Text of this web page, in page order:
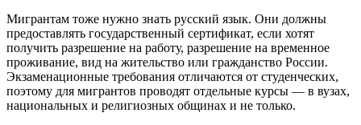
Мигрантам тоже нужно знать русский язык. Они должны
предоставлять государственный сертификат, если хотят
получить разрешение на работу, разрешение на временное
проживание, вид на жительство или гражданство России.
Экзаменационные требования отличаются от студенческих,
поэтому для мигрантов проводят отдельные курсы — в вузах,
национальных и религиозных общинах и не только.